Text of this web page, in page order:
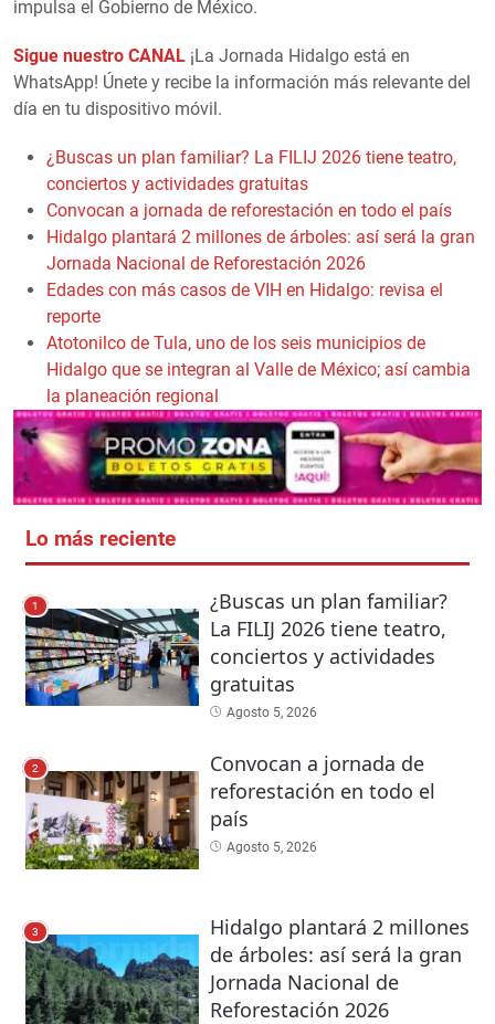
impulsa el Gobierno de México.
Sigue nuestro CANAL ¡La Jornada Hidalgo está en
WhatsApp! Únete y recibe la información más relevante del
día en tu dispositivo móvil.
¿Buscas un plan familiar? La FILIJ 2026 tiene teatro,
conciertos y actividades gratuitas
Convocan a jornada de reforestación en todo el país
Hidalgo plantará 2 millones de árboles: así será la gran
Jornada Nacional de Reforestación 2026
Edades con más casos de VIH en Hidalgo: revisa el
reporte
Atotonilco de Tula, uno de los seis municipios de
Hidalgo que se integran al Valle de México; así cambia
la planeación regional
Lo más reciente
1
¿Buscas un plan familiar?
La FILIJ 2026 tiene teatro,
conciertos y actividades
gratuitas
Agosto 5, 2026
2
Convocan a jornada de
reforestación en todo el
país
Agosto 5, 2026
3
Hidalgo plantará 2 millones
de árboles: así será la gran
Jornada Nacional de
Reforestación 2026